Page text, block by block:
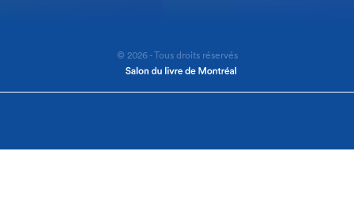
© 2026 - Tous droits réservés